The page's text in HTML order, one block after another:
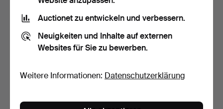
PERLENCOLLIER.
Dreireihiges Collier mit ge…
5 Tage
8 Gebote
PERLENCOLLIER.
Zuchtperlen aus
Salzwasser,…
5 Tage
8 Gebote
Auctionet zu entwickeln und verbessern.
Neuigkeiten und Inhalte auf externen
Websites für Sie zu bewerben.
Weitere Informationen: Datenschutzerklärung